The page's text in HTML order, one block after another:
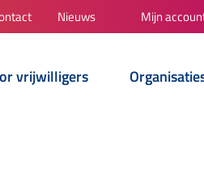
Nieuws Mijn
vrijwilligers